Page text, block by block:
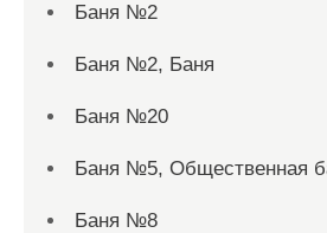
Баня №2
Баня №2, Баня
Баня №20
Баня №5, Общественная
Баня №8